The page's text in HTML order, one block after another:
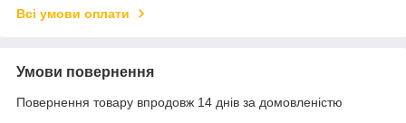
Всі умови оплати
Умови повернення
Повернення товару впродовж 14 днів за домовленістю